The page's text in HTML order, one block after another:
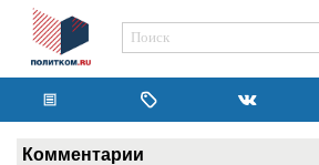
Комментарии